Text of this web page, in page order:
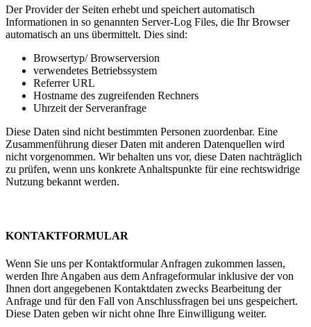
Der Provider der Seiten erhebt und speichert automatisch
Informationen in so genannten Server-Log Files, die Ihr Browser
automatisch an uns übermittelt. Dies sind:
Browsertyp/ Browserversion
verwendetes Betriebssystem
Referrer URL
Hostname des zugreifenden Rechners
Uhrzeit der Serveranfrage
Diese Daten sind nicht bestimmten Personen zuordenbar. Eine
Zusammenführung dieser Daten mit anderen Datenquellen wird
nicht vorgenommen. Wir behalten uns vor, diese Daten nachträglich
zu prüfen, wenn uns konkrete Anhaltspunkte für eine rechtswidrige
Nutzung bekannt werden.
KONTAKTFORMULAR
Wenn Sie uns per Kontaktformular Anfragen zukommen lassen,
werden Ihre Angaben aus dem Anfrageformular inklusive der von
Ihnen dort angegebenen Kontaktdaten zwecks Bearbeitung der
Anfrage und für den Fall von Anschlussfragen bei uns gespeichert.
Diese Daten geben wir nicht ohne Ihre Einwilligung weiter.